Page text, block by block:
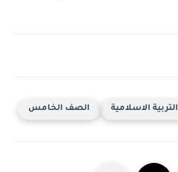
التربية الاسلامية الصف الخامس